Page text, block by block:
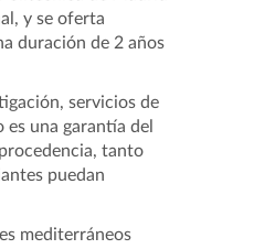
y se oferta
duración de 2 años
servicios de
una garantía del
tanto
puedan
mediterráneos